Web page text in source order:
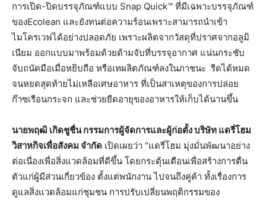
การเปิด-ปิดบรรจุภัณฑ์แบบ Snap Quick™ ที่มีเฉพาะบรรจุภัณฑ์
ของEcolean และยังทนต่อความร้อนเพราะสามารถนำเข้า
ไมโครเวฟได้อย่างปลอดภัย เพราะผลิตจากวัสดุที่ปราศจากอลูมิ
เนียม ออกแบบมาพร้อมด้วยด้ามจับที่บรรจุอากาศ แน่นกระชับ
จับถนัดมือเมื่อหยิบถือ หรือเทผลิตภัณฑ์ลงในภาชนะ รีดได้หมด
จนหยดสุดท้ายไม่เหลือเศษอาหาร ที่เป็นสาเหตุของการปล่อย
ก๊าซเรือนกระจก และช่วยยืดอายุของอาหารให้เก็บได้นานขึ้น
นายพฤฒิ เกิดชูชื่น กรรมการผู้จัดการและผู้ก่อตั้ง บริษัท แดรี่โฮม
วิสาหกิจเพื่อสังคม จำกัด เปิดเผยว่า “แดรี่โฮม มุ่งมั่นพัฒนาอย่าง
ต่อเนื่องเพื่อสิ่งแวดล้อมที่ดีขึ้น โดยกระตุ้นเตือนเพื่อสร้างการตื่น
ตัวแก่ผู้มีส่วนเกี่ยวข้อง ตั้งแต่พนักงาน ไปจนถึงคู่ค้า ทั้งเรื่องการ
ดูแลสิ่งแวดล้อมแก่ชุมชน การปรับเปลี่ยนพฤติกรรมของ